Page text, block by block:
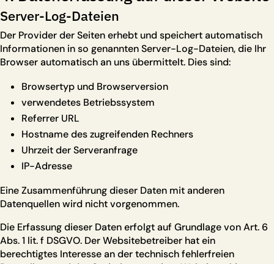
Server-Log-Dateien
Der Provider der Seiten erhebt und speichert automatisch
Informationen in so genannten Server-Log-Dateien, die Ihr
Browser automatisch an uns übermittelt. Dies sind:
Browsertyp und Browserversion
verwendetes Betriebssystem
Referrer URL
Hostname des zugreifenden Rechners
Uhrzeit der Serveranfrage
IP-Adresse
Eine Zusammenführung dieser Daten mit anderen
Datenquellen wird nicht vorgenommen.
Die Erfassung dieser Daten erfolgt auf Grundlage von Art. 6
Abs. 1 lit. f DSGVO. Der Websitebetreiber hat ein
berechtigtes Interesse an der technisch fehlerfreien